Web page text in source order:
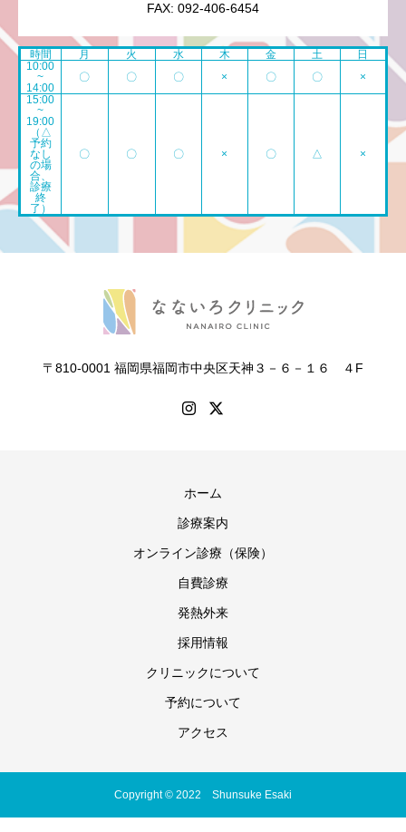
FAX: 092-406-6454
時間 月 火 水 木 金 土
日
10:00
~
14:00
〇 〇 〇 × 〇 〇
×
15:00
~
19:00
（△
予約
なし
の場
合、
診療
終
了）
〇 〇 〇 × 〇 △ ×
〒810-0001 福岡県福岡市中央区天神３－６－１６ ４F
ホーム
診療案内
オンライン診療（保険）
自費診療
発熱外来
採用情報
クリニックについて
予約について
アクセス
Copyright © 2022 Shunsuke Esaki